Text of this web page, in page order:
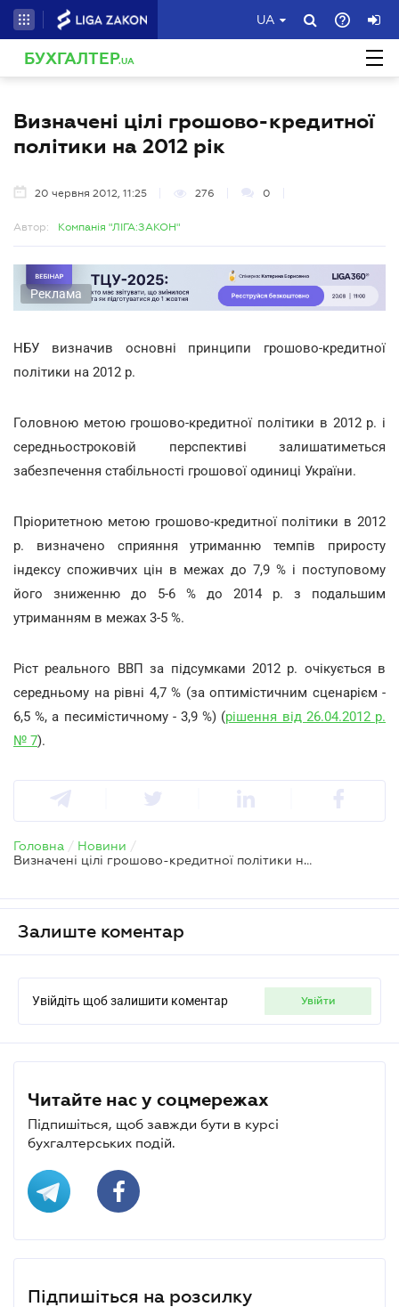
UA
БУХГАЛТЕР.UA
Визначені цілі грошово-кредитної
політики на 2012 рік
20 червня 2012, 11:25 276 0
Автор: Компанія "ЛІГА:ЗАКОН"
Реклама
НБУ визначив основні принципи грошово-кредитної
політики на 2012 р.
Головною метою грошово-кредитної політики в 2012 р. і
середньостроковій перспективі залишатиметься
забезпечення стабільності грошової одиниці України.
Пріоритетною метою грошово-кредитної політики в 2012
р. визначено сприяння утриманню темпів приросту
індексу споживчих цін в межах до 7,9 % і поступовому
його зниженню до 5-6 % до 2014 р. з подальшим
утриманням в межах 3-5 %.
Ріст реального ВВП за підсумками 2012 р. очікується в
середньому на рівні 4,7 % (за оптимістичним сценарієм -
6,5 %, а песимістичному - 3,9 %) (рішення від 26.04.2012 р.
№ 7).
Головна / Новини /
Визначені цілі грошово-кредитної політики на 2012 рік
Залиште коментар
Увійдіть щоб залишити коментар увійти
Читайте нас у соцмережах
Підпишіться, щоб завжди бути в курсі
бухгалтерських подій.
Підпишіться на розсилку